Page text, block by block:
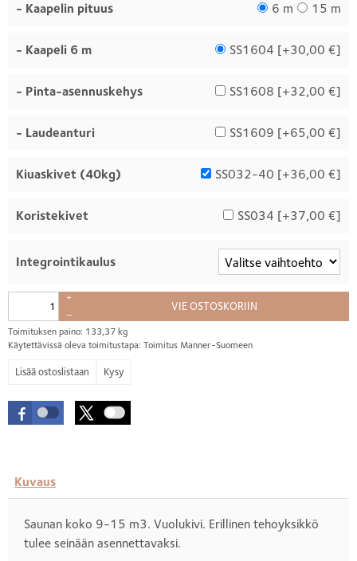
Toimituksen paino: 133,37 kg
- Kaapelin pituus 6 m 15 m
- Kaapeli 6 m SS1604 [+30,00 €]
- Pinta-asennuskehys SS1608 [+32,00 €]
- Laudeanturi SS1609 [+65,00 €]
Kiuaskivet (40kg) SS032-40 [+36,00 €]
Koristekivet SS034 [+37,00 €]
Integrointikaulus
+
–
VIE OSTOSKORIIN
Käytettävissä oleva toimitustapa: Toimitus Manner-Suomeen
Kysy
Kuvaus
Saunan koko 9-15 m3. Vuolukivi. Erillinen tehoyksikkö
tulee seinään asennettavaksi.